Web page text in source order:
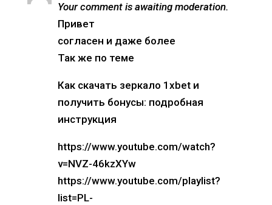
Your comment is awaiting moderation.
Привет
согласен и даже более
Так же по теме
Как скачать зеркало 1xbet и
получить бонусы: подробная
инструкция
https://www.youtube.com/watch?
v=NVZ-46kzXYw
https://www.youtube.com/playlist?
list=PL-